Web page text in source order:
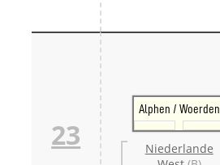
23
Alphen / Woerden
Niederlande